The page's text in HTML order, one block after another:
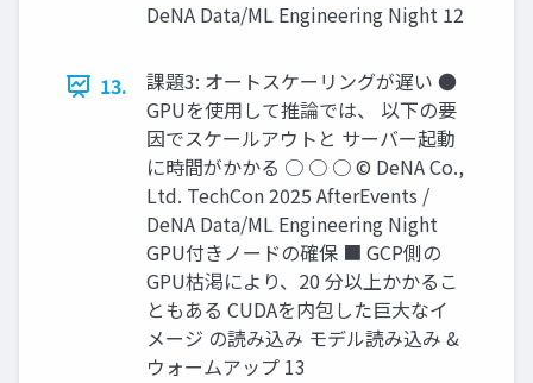
DeNA Data/ML Engineering Night 12
13.
課題3: オートスケーリングが遅い ●
GPUを使用して推論では、 以下の要
因でスケールアウトと サーバー起動
に時間がかかる ○ ○ ○ © DeNA Co.,
Ltd. TechCon 2025 AfterEvents /
DeNA Data/ML Engineering Night
GPU付きノードの確保 ■ GCP側の
GPU枯渇により、20 分以上かかるこ
ともある CUDAを内包した巨大なイ
メージ の読み込み モデル読み込み &
ウォームアップ 13